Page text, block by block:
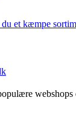
et kæmpe